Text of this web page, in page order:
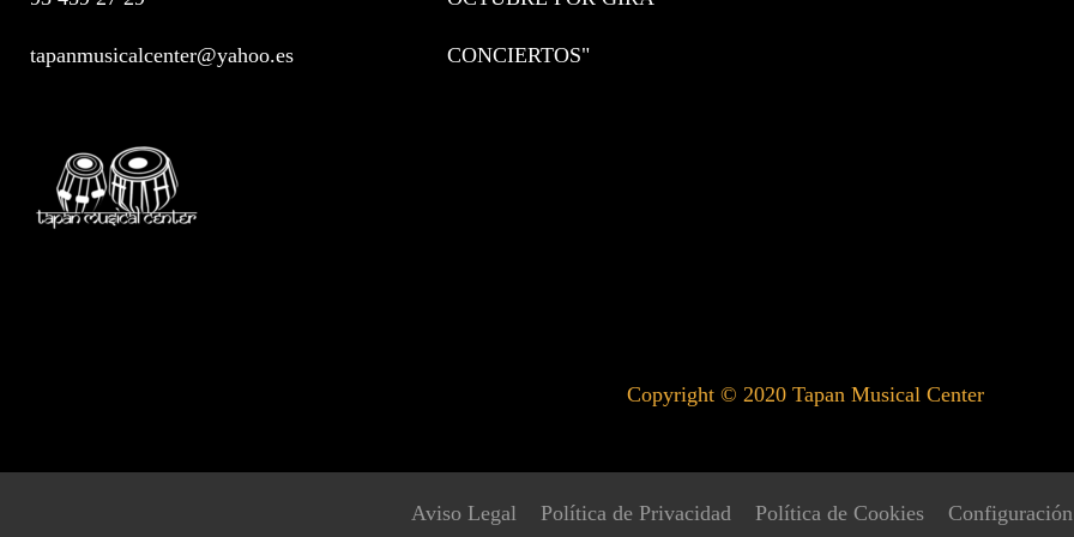
tapanmusicalcenter@yahoo.es CONCIERTOS"
Copyright © 2020 Tapan Musical Center
Aviso Legal Política de Privacidad Política de Cookies